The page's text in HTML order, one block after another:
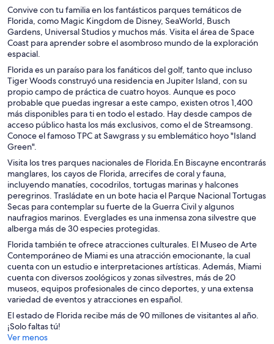
Convive con tu familia en los fantásticos parques temáticos de
Florida, como Magic Kingdom de Disney, SeaWorld, Busch
Gardens, Universal Studios y muchos más. Visita el área de Space
Coast para aprender sobre el asombroso mundo de la exploración
espacial.
Florida es un paraíso para los fanáticos del golf, tanto que incluso
Tiger Woods construyó una residencia en Jupiter Island, con su
propio campo de práctica de cuatro hoyos. Aunque es poco
probable que puedas ingresar a este campo, existen otros 1,400
más disponibles para ti en todo el estado. Hay desde campos de
acceso público hasta los más exclusivos, como el de Streamsong.
Conoce el famoso TPC at Sawgrass y su emblemático hoyo "Island
Green".
Visita los tres parques nacionales de Florida.En Biscayne encontrarás
manglares, los cayos de Florida, arrecifes de coral y fauna,
incluyendo manatíes, cocodrilos, tortugas marinas y halcones
peregrinos. Trasládate en un bote hacia el Parque Nacional Tortugas
Secas para contemplar su fuerte de la Guerra Civil y algunos
naufragios marinos. Everglades es una inmensa zona silvestre que
alberga más de 30 especies protegidas.
Florida también te ofrece atracciones culturales. El Museo de Arte
Contemporáneo de Miami es una atracción emocionante, la cual
cuenta con un estudio e interpretaciones artísticas. Además, Miami
cuenta con diversos zoológicos y zonas silvestres, más de 20
museos, equipos profesionales de cinco deportes, y una extensa
variedad de eventos y atracciones en español.
El estado de Florida recibe más de 90 millones de visitantes al año.
¡Solo faltas tú!
Ver menos